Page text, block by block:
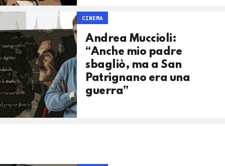
CINEMA
Andrea Muccioli:
“Anche mio padre
sbagliò, ma a San
Patrignano era una
guerra”